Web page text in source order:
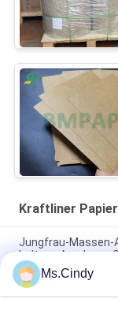
Kraftliner Papier
Jungfrau-Massen-
haltene Ausdauer-
Brown-Kraftpapier-
Ms.Cindy